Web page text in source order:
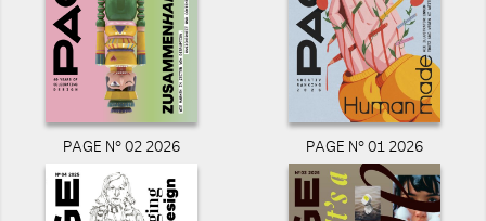
PAGE N° 02 2026 PAGE N° 01 2026